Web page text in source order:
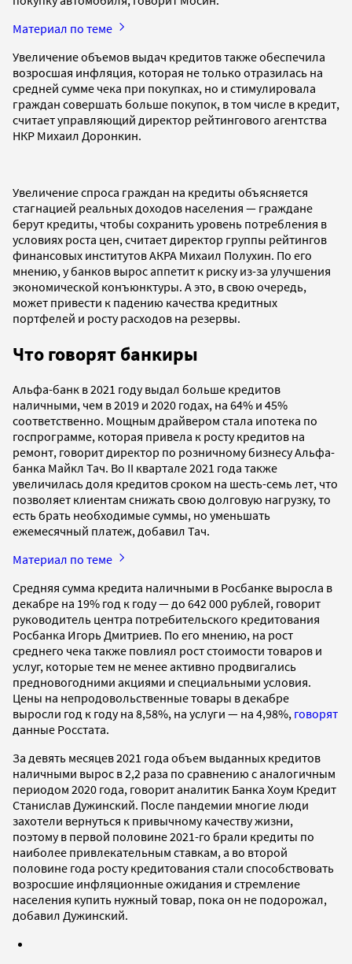
Материал по теме
Увеличение объемов выдач кредитов также обеспечила
возросшая инфляция, которая не только отразилась на
средней сумме чека при покупках, но и стимулировала
граждан совершать больше покупок, в том числе в кредит,
считает управляющий директор рейтингового агентства
НКР Михаил Доронкин.
Увеличение спроса граждан на кредиты объясняется
стагнацией реальных доходов населения — граждане
берут кредиты, чтобы сохранить уровень потребления в
условиях роста цен, считает директор группы рейтингов
финансовых институтов АКРА Михаил Полухин. По его
мнению, у банков вырос аппетит к риску из-за улучшения
экономической конъюнктуры. А это, в свою очередь,
может привести к падению качества кредитных
портфелей и росту расходов на резервы.
Что говорят банкиры
Альфа-банк в 2021 году выдал больше кредитов
наличными, чем в 2019 и 2020 годах, на 64% и 45%
соответственно. Мощным драйвером стала ипотека по
госпрограмме, которая привела к росту кредитов на
ремонт, говорит директор по розничному бизнесу Альфа-
банка Майкл Тач. Во II квартале 2021 года также
увеличилась доля кредитов сроком на шесть-семь лет, что
позволяет клиентам снижать свою долговую нагрузку, то
есть брать необходимые суммы, но уменьшать
ежемесячный платеж, добавил Тач.
Материал по теме
Средняя сумма кредита наличными в Росбанке выросла в
декабре на 19% год к году — до 642 000 рублей, говорит
руководитель центра потребительского кредитования
Росбанка Игорь Дмитриев. По его мнению, на рост
среднего чека также повлиял рост стоимости товаров и
услуг, которые тем не менее активно продвигались
предновогодними акциями и специальными условия.
Цены на непродовольственные товары в декабре
выросли год к году на 8,58%, на услуги — на 4,98%, говорят
данные Росстата.
За девять месяцев 2021 года объем выданных кредитов
наличными вырос в 2,2 раза по сравнению с аналогичным
периодом 2020 года, говорит аналитик Банка Хоум Кредит
Станислав Дужинский. После пандемии многие люди
захотели вернуться к привычному качеству жизни,
поэтому в первой половине 2021-го брали кредиты по
наиболее привлекательным ставкам, а во второй
половине года росту кредитования стали способствовать
возросшие инфляционные ожидания и стремление
населения купить нужный товар, пока он не подорожал,
добавил Дужинский.